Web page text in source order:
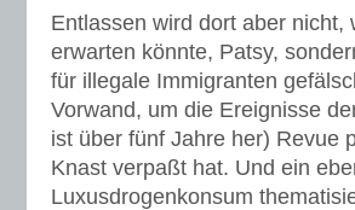
Entlassen wird dort aber
erwarten könnte, Patsy,
für illegale Immigranten
Vorwand, um die Ereignisse
ist über fünf Jahre her) Revue
Knast verpaßt hat. Und ein
Luxusdrogenkonsum